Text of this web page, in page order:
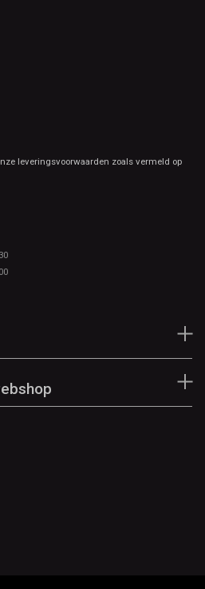
leveringsvoorwaarden zoals vermeld op